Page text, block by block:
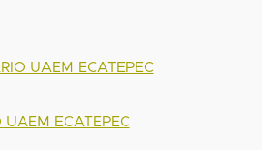
UAEM ECATEPEC
UAEM ECATEPEC